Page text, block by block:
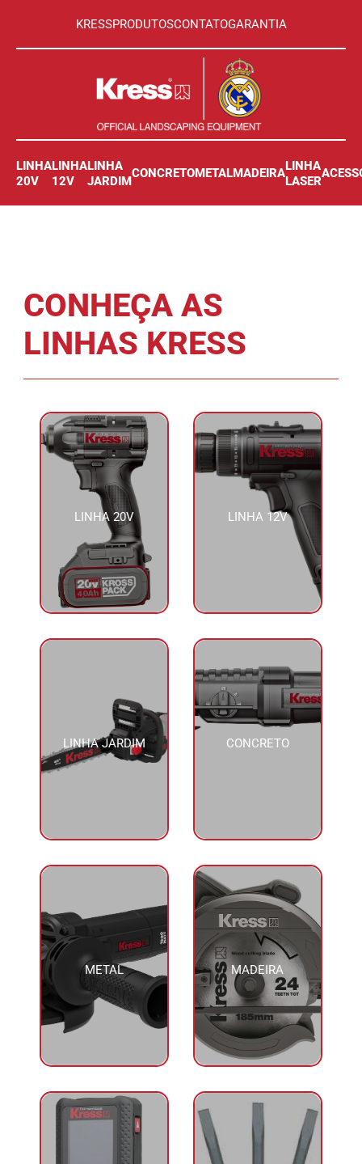
KRESSPRODUTOSCONTATOGARANTIA
LINHA
20V
LINHA
12V
LINHA
JARDIM
CONCRETOMETALMADEIRA
LINHA
LASER
CONHEÇA AS
LINHAS KRESS
LINHA 20V LINHA 12V
LINHA JARDIM CONCRETO
METAL MADEIRA